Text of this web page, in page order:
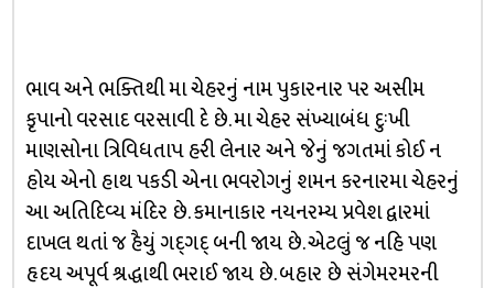
ભાવ અને ભક્તિથી મા ચેહરનું નામ પુકારનાર પર અસીમ
કૃપાનો વરસાદ વરસાવી દે છે. મા ચેહર સંખ્યાબંધ દુઃખી
માણસોના ત્રિવિધતાપ હરી લેનાર અને જેનું જગતમાં કોઈ ન
હોય એનો હાથ પકડી એના ભવરોગનું શમન કરનારમા ચેહરનું
આ અતિદિવ્ય મંદિર છે. કમાનાકાર નયનરમ્ય પ્રવેશ દ્વારમાં
દાખલ થતાં જ હૈયું ગદ્‌ગદ્‌ બની જાય છે. એટલું જ નહિ પણ
હૃદય અપૂર્વ શ્રદ્ધાથી ભરાઈ જાય છે. બહાર છે સંગેમરમરની